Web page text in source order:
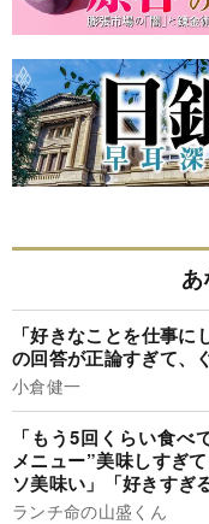
「好きなことを仕事
の回答が正論すぎて、
小倉健一
「もう5回くらい食
メニュー”美味しすぎ
ソ美味い」「好きすぎ
ランチ命の山盛くん